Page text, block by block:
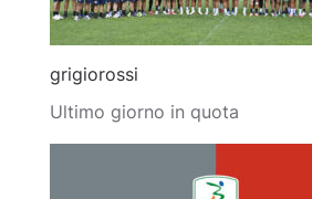
grigiorossi
Ultimo giorno in quota